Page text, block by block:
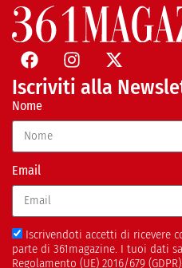
Iscriviti alla
Nome
Email
Iscrivendoti accetti di ricevere
parte di 361magazine. I tuoi dati
Regolamento (UE) 2016/679